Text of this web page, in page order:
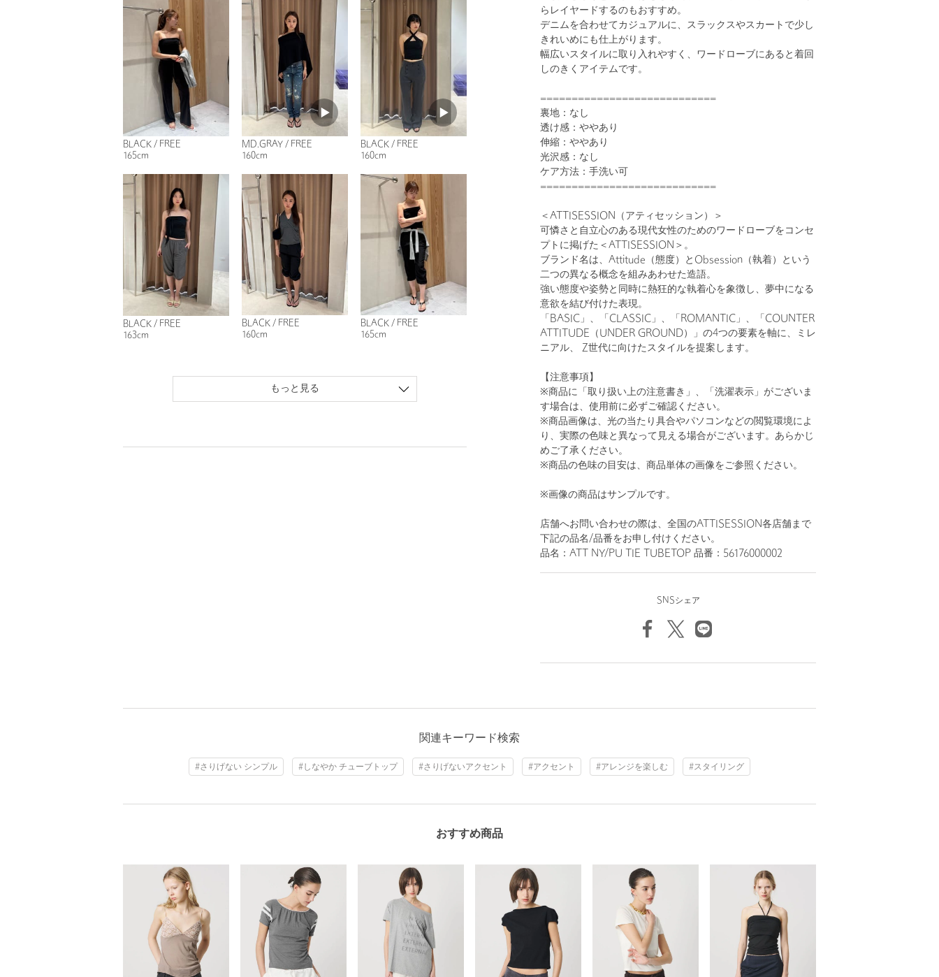
らレイヤードするのもおすすめ。
デニムを合わせてカジュアルに、スラックスやスカートで少し
きれいめにも仕上がります。
幅広いスタイルに取り入れやすく、ワードローブにあると着回
しのきくアイテムです。
============================
裏地：なし
透け感：ややあり
伸縮：ややあり
光沢感：なし
ケア方法：手洗い可
============================
＜ATTISESSION（アティセッション）＞
可憐さと自立心のある現代女性のためのワードローブをコンセ
プトに掲げた＜ATTISESSION＞。
ブランド名は、Attitude（態度）とObsession（執着）という
二つの異なる概念を組みあわせた造語。
強い態度や姿勢と同時に熱狂的な執着心を象徴し、夢中になる
意欲を結び付けた表現。
「BASIC」、「CLASSIC」、「ROMANTIC」、「COUNTER
ATTITUDE（UNDER GROUND）」の4つの要素を軸に、ミレ
ニアル、 Z世代に向けたスタイルを提案します。
【注意事項】
※商品に「取り扱い上の注意書き」、「洗濯表示」がございま
す場合は、使用前に必ずご確認ください。
※商品画像は、光の当たり具合やパソコンなどの閲覧環境によ
り、実際の色味と異なって見える場合がございます。あらかじ
めご了承ください。
※商品の色味の目安は、商品単体の画像をご参照ください。
※画像の商品はサンプルです。
店舗へお問い合わせの際は、全国のATTISESSION各店舗まで
下記の品名/品番をお申し付けください。
品名：ATT NY/PU TIE TUBETOP 品番：56176000002
SNSシェア
BLACK / FREE
165cm
MD.GRAY / FREE
160cm
BLACK / FREE
160cm
BLACK / FREE
163cm
BLACK / FREE
160cm
BLACK / FREE
165cm
もっと見る
関連キーワード検索
#さりげない シンプル #しなやか チューブトップ #さりげないアクセント #アクセント #アレンジを楽しむ #スタイリング
おすすめ商品
1